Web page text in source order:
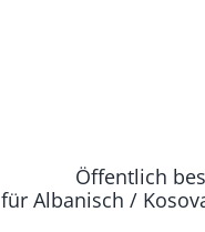
Öffentlich
für Albanisch /